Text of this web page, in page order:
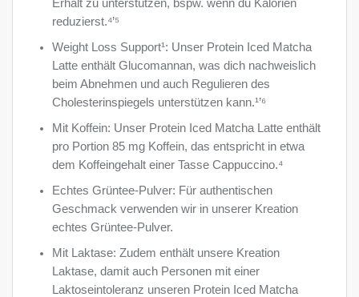
Erhalt zu unterstützen, bspw. wenn du Kalorien
reduzierst.⁴’⁵
Weight Loss Support¹: Unser Protein Iced Matcha
Latte enthält Glucomannan, was dich nachweislich
beim Abnehmen und auch Regulieren des
Cholesterinspiegels unterstützen kann.¹’⁶
Mit Koffein: Unser Protein Iced Matcha Latte enthält
pro Portion 85 mg Koffein, das entspricht in etwa
dem Koffeingehalt einer Tasse Cappuccino.⁴
Echtes Grüntee-Pulver: Für authentischen
Geschmack verwenden wir in unserer Kreation
echtes Grüntee-Pulver.
Mit Laktase: Zudem enthält unsere Kreation
Laktase, damit auch Personen mit einer
Laktoseintoleranz unseren Protein Iced Matcha